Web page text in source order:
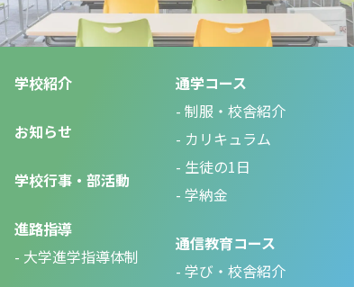
学校紹介
お知らせ
学校行事・部活動
進路指導
大学進学指導体制
通学コース
制服・校舎紹介
カリキュラム
生徒の1日
学納金
通信教育コース
学び・校舎紹介